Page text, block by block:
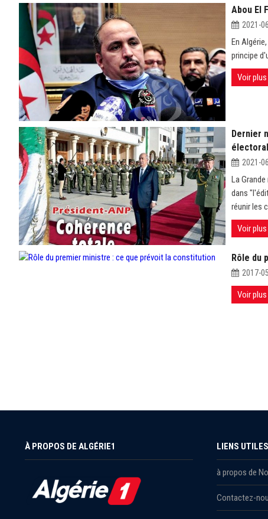
Abou El
2021-
En
principe
Voir plus
Dernier
électoral
2021-
La
dans
réunir les
Voir plus
Rôle du
2017-
Voir plus
À PROPOS DE ALGÉRIE1 LIENS UTILES
à propos de
Contactez-